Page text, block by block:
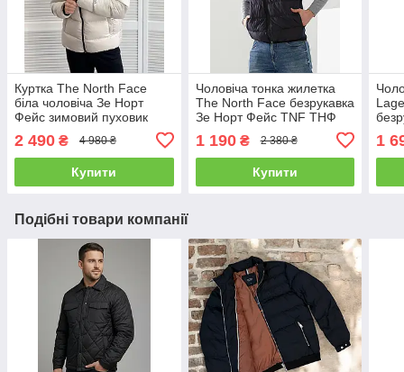
Куртка The North Face
біла чоловіча Зе Норт
Фейс зимовий пуховик
2 490 ₴ 4 980 ₴
Купити
Чоловіча тонка жилетка
The North Face безрукавка
Зе Норт Фейс TNF ТНФ
1 190₴ 2 380 ₴
Купити
1
Подібні товари компанії